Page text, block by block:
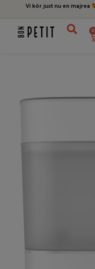
Vi kör just nu en majrea
0